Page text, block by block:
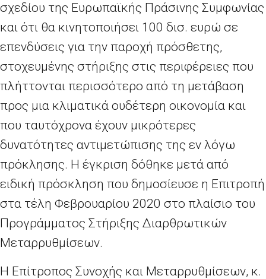
σχεδίου της Ευρωπαϊκής Πράσινης Συμφωνίας
και ότι θα κινητοποιήσει 100 δισ. ευρώ σε
επενδύσεις για την παροχή πρόσθετης,
στοχευμένης στήριξης στις περιφέρειες που
πλήττονται περισσότερο από τη μετάβαση
προς μια κλιματικά ουδέτερη οικονομία και
που ταυτόχρονα έχουν μικρότερες
δυνατότητες αντιμετώπισης της εν λόγω
πρόκλησης. Η έγκριση δόθηκε μετά από
ειδική πρόσκληση που δημοσίευσε η Επιτροπή
στα τέλη Φεβρουαρίου 2020 στο πλαίσιο του
Προγράμματος Στήριξης Διαρθρωτικών
Μεταρρυθμίσεων.
Η Επίτροπος Συνοχής και Μεταρρυθμίσεων, κ.